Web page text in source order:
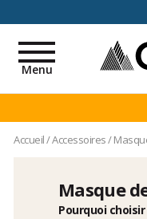
Toggle
navigation
Menu
Accueil/Accessoires/
Masque
Pourquoi